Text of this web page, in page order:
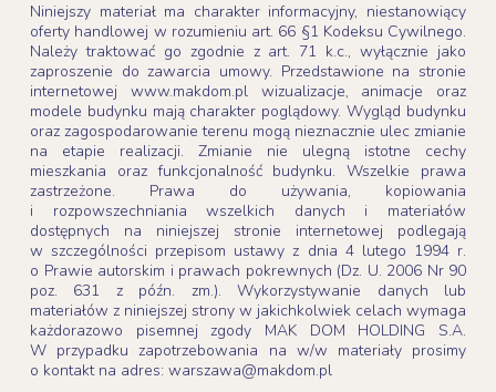
Niniejszy materiał ma charakter informacyjny, niestanowiący
oferty handlowej w rozumieniu art. 66 §1 Kodeksu Cywilnego.
Należy traktować go zgodnie z art. 71 k.c., wyłącznie jako
zaproszenie do zawarcia umowy. Przedstawione na stronie
internetowej www.makdom.pl wizualizacje, animacje oraz
modele budynku mają charakter poglądowy. Wygląd budynku
oraz zagospodarowanie terenu mogą nieznacznie ulec zmianie
na etapie realizacji. Zmianie nie ulegną istotne cechy
mieszkania oraz funkcjonalność budynku. Wszelkie prawa
zastrzeżone. Prawa do używania, kopiowania
i rozpowszechniania wszelkich danych i materiałów
dostępnych na niniejszej stronie internetowej podlegają
w szczególności przepisom ustawy z dnia 4 lutego 1994 r.
o Prawie autorskim i prawach pokrewnych (Dz. U. 2006 Nr 90
poz. 631 z późn. zm.). Wykorzystywanie danych lub
materiałów z niniejszej strony w jakichkolwiek celach wymaga
każdorazowo pisemnej zgody MAK DOM HOLDING S.A.
W przypadku zapotrzebowania na w/w materiały prosimy
o kontakt na adres: warszawa@makdom.pl